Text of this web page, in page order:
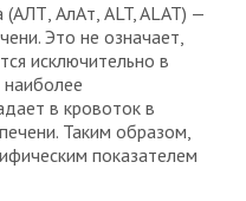
АлАт, ALT, ALAT) —
Это не означает,
исключительно в
в кровоток в
Таким образом,
показателем